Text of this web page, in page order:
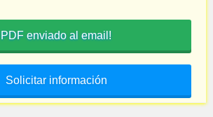
PDF enviado al email!
Solicitar información